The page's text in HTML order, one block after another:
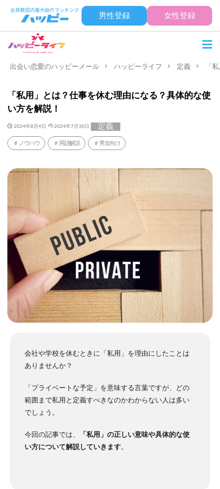
男性登録 女性登録
出会い恋愛のハッピーメール ハッピーライフ 定義 「
「私用」とは？仕事を休む理由になる？具体的な使
い方を解説！
2024年8月4日 2024年7月30日 定義
ノウハウ 用語解説 男女向け
会社や学校を休むときに「私用」を理由にしたことは
ありませんか？
「プライベートな予定」を意味する言葉ですが、どの
範囲まで私用と定義すべきなのかわからない人は多い
でしょう。
今回の記事では、
「私用」の正しい意味や具体的な使
い方について解説していきます。